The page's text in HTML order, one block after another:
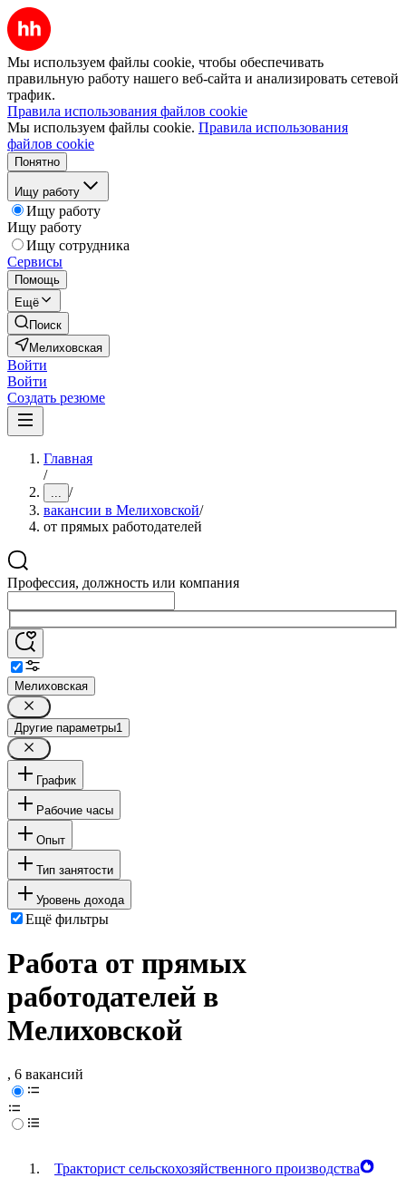
Мы используем файлы cookie, чтобы обеспечивать
правильную работу нашего веб-сайта и анализировать сетевой
трафик.
Правила использования файлов cookie
Мы используем файлы cookie. Правила использования
файлов cookie
Понятно
Ищу работу
Ищу работу
Ищу работу
Ищу сотрудника
Сервисы
Помощь
Ещё
Поиск
Мелиховская
Войти
Войти
Создать резюме
Главная
/
... /
вакансии в Мелиховской/
от прямых работодателей
Профессия, должность или компания
Мелиховская
Другие параметры1
График
Рабочие часы
Опыт
Тип занятости
Уровень дохода
Ещё фильтры
Работа от прямых
работодателей в
Мелиховской
, 6 вакансий
Тракторист сельскохозяйственного производства